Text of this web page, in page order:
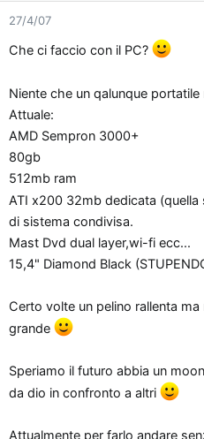
27/4/07
Che ci faccio con il PC?
Niente che un qalunque
Attuale:
AMD Sempron 3000+
80gb
512mb ram
ATI x200 32mb dedicata (quella
di sistema condivisa.
Mast Dvd dual layer,wi-fi ecc...
15,4" Diamond Black
Certo volte un pelino rallenta
grande
Speriamo il futuro abbia un
da dio in confronto a altri
Attualmente per farlo andare